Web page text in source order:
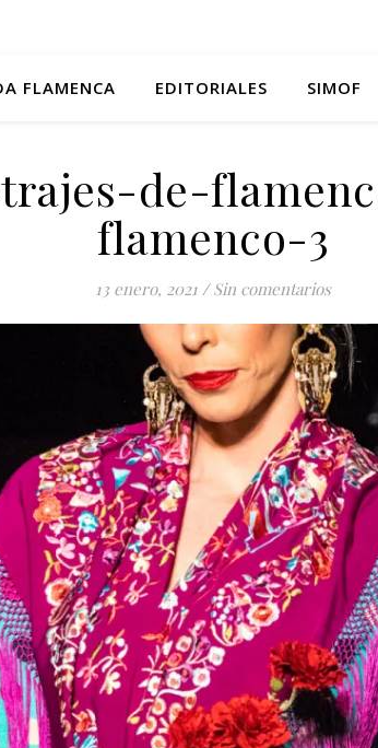
FLAMENCA EDITORIALES SIMOF
de-
flamenco-3
13 enero, 2021 / Sin comentarios